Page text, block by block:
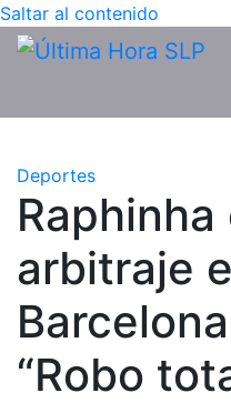
Saltar al contenido
Deportes
arbitraje
“Robo